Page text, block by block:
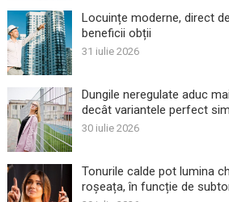
Locuințe moderne, direct
beneficii obții
31 iulie 2026
Dungile neregulate aduc
decât variantele perfect
30 iulie 2026
Tonurile calde pot lumina
roșeața, în funcție de